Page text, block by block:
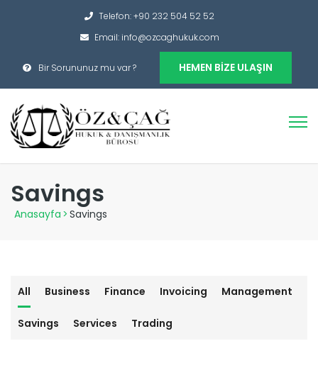
Telefon: +90 232 504 52 52
Email: info@ozcaghukuk.com
Bir Sorununuz mu var ? HEMEN BIZE ULAŞIN
Savings
Anasayfa > Savings
All Business Finance Invoicing Management
Savings Services Trading